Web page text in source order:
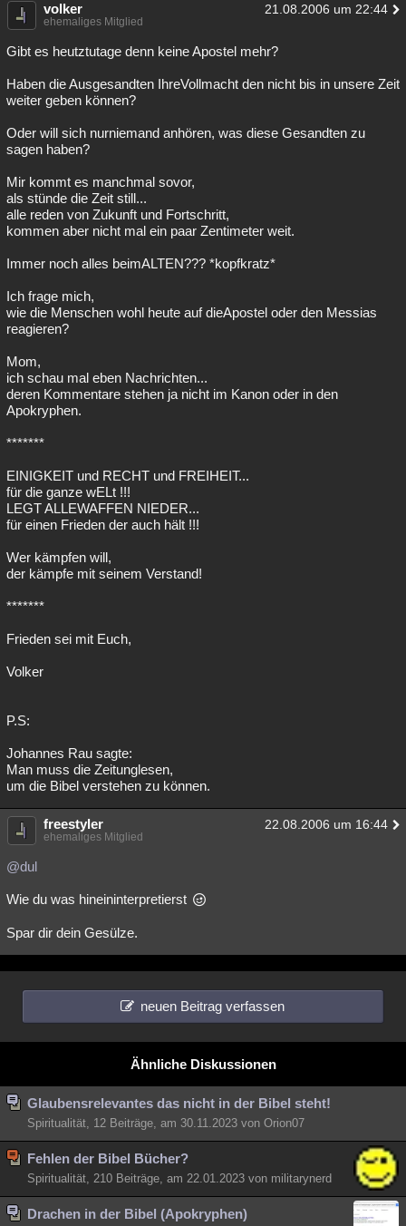
volker 21.08.2006 um 22:44
ehemaliges Mitglied
Gibt es heutztutage denn keine Apostel mehr?
Haben die Ausgesandten IhreVollmacht den nicht bis in unsere Zeit
weiter geben können?
Oder will sich nurniemand anhören, was diese Gesandten zu
sagen haben?
Mir kommt es manchmal sovor,
als stünde die Zeit still...
alle reden von Zukunft und Fortschritt,
kommen aber nicht mal ein paar Zentimeter weit.
Immer noch alles beimALTEN??? *kopfkratz*
Ich frage mich,
wie die Menschen wohl heute auf dieApostel oder den Messias
reagieren?
Mom,
ich schau mal eben Nachrichten...
deren Kommentare stehen ja nicht im Kanon oder in den
Apokryphen.
*******
EINIGKEIT und RECHT und FREIHEIT...
für die ganze wELt !!!
LEGT ALLEWAFFEN NIEDER...
für einen Frieden der auch hält !!!
Wer kämpfen will,
der kämpfe mit seinem Verstand!
*******
Frieden sei mit Euch,
Volker
P.S:
Johannes Rau sagte:
Man muss die Zeitunglesen,
um die Bibel verstehen zu können.
freestyler 22.08.2006 um 16:44
ehemaliges Mitglied
@dul
Wie du was hineininterpretierst
Spar dir dein Gesülze.
neuen Beitrag verfassen
Ähnliche Diskussionen
Glaubensrelevantes das nicht in der Bibel steht!
Spiritualität, 12 Beiträge, am 30.11.2023 von Orion07
Fehlen der Bibel Bücher?
Spiritualität, 210 Beiträge, am 22.01.2023 von militarynerd
Drachen in der Bibel (Apokryphen)